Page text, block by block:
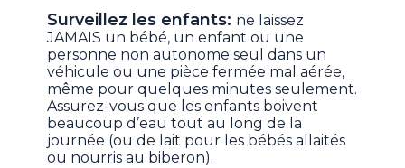
Surveillez les enfants: ne laissez
JAMAIS un bébé, un enfant ou une
personne non autonome seul dans un
véhicule ou une pièce fermée mal aérée,
même pour quelques minutes seulement.
Assurez-vous que les enfants boivent
beaucoup d’eau tout au long de la
journée (ou de lait pour les bébés allaités
ou nourris au biberon).